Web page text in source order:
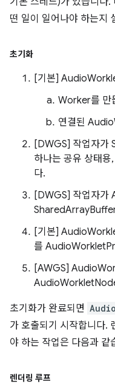
떤 일이 일어나야 하는지
초기화
[기본]
Worker를 만
연결된
[DWGS] 작업자가
하나는 공유 상태용
다.
[DWGS] 작업자
[기본]
를
[AWGS]
초기화가 완료되면
가 호출되기 시작합니다.
야 하는 작업은 다음과 같
렌더링 루프